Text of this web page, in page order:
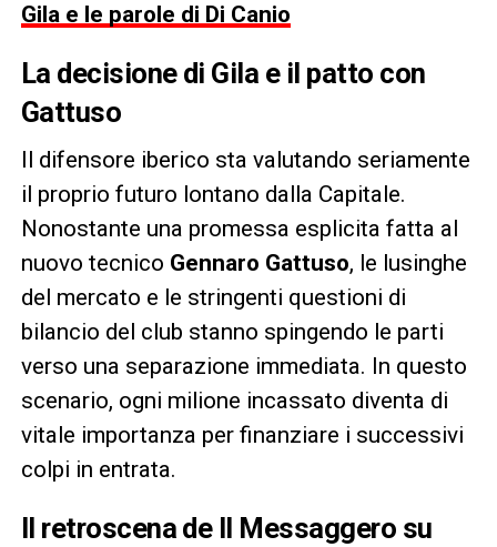
Gila e le parole di Di Canio
La decisione di Gila e il patto con
Gattuso
Il difensore iberico sta valutando seriamente
il proprio futuro lontano dalla Capitale.
Nonostante una promessa esplicita fatta al
nuovo tecnico Gennaro Gattuso, le lusinghe
del mercato e le stringenti questioni di
bilancio del club stanno spingendo le parti
verso una separazione immediata. In questo
scenario, ogni milione incassato diventa di
vitale importanza per finanziare i successivi
colpi in entrata.
Il retroscena de Il Messaggero su